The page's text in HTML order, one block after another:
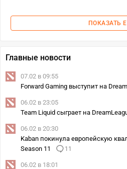
ПОКАЗАТЬ
Главные новости
07.02 в 09:55
Forward Gaming выступит на
06.02 в 23:05
Team Liquid сыграет на
06.02 в 20:30
Kaban покинула европейскую
Season 11
11
06.02 в 18:01